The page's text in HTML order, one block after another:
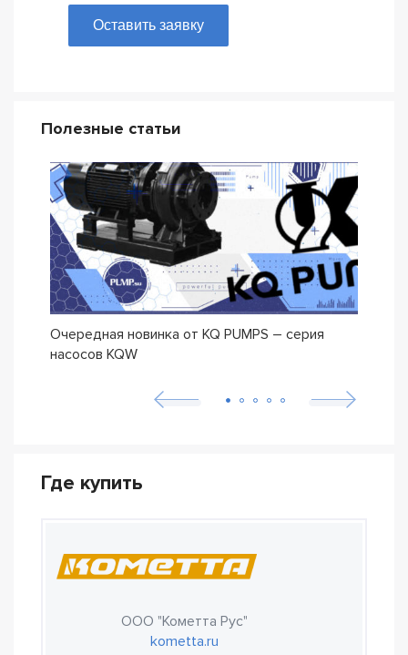
Оставить заявку
Полезные статьи
Очередная новинка от KQ PUMPS – серия
насосов KQW
Где купить
ООО "Кометта Рус"
kometta.ru